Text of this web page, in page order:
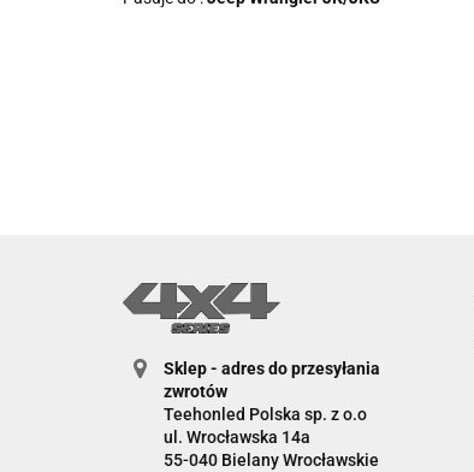
Sklep - adres do przesyłania
zwrotów
Teehonled Polska sp. z o.o
ul. Wrocławska 14a
55-040 Bielany Wrocławskie